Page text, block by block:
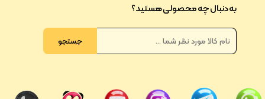
به دنبال چه محصولی هستید؟
جستجو